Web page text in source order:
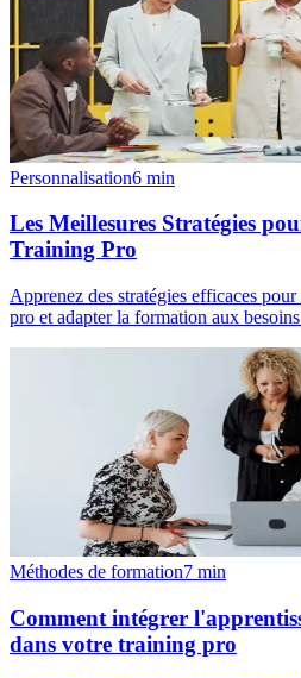
Personnalisation6 min
Les Meillesures Stratégies
Training Pro
Apprenez des stratégies efficaces
pro et adapter la formation aux
Méthodes de formation7 min
Comment intégrer
dans votre training pro